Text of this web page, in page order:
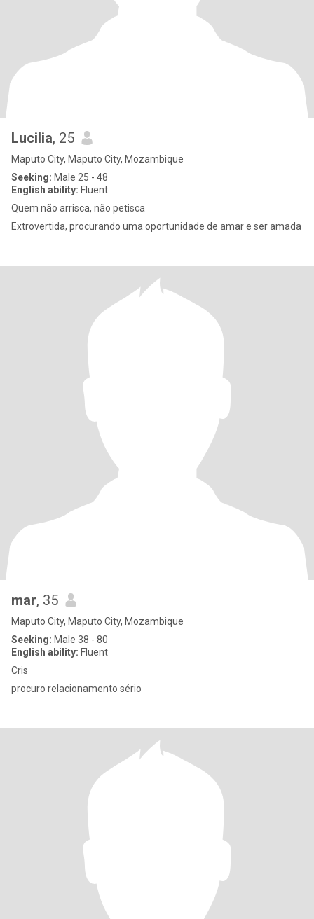
Lucilia, 25
Maputo City, Maputo City, Mozambique
Seeking: Male 25 - 48
English ability: Fluent
Quem não arrisca, não petisca
Extrovertida, procurando uma oportunidade de amar e ser amada
mar, 35
Maputo City, Maputo City, Mozambique
Seeking: Male 38 - 80
English ability: Fluent
Cris
procuro relacionamento sério